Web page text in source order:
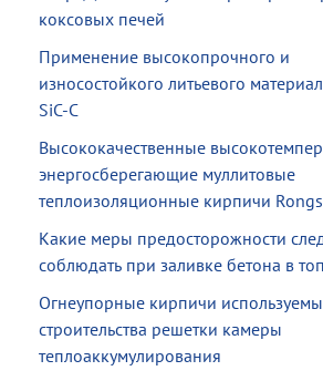
коксовых печей
Применение высокопрочного и
износостойкого литьевого
SiC-C
Высококачественные
энергосберегающие муллитовые
теплоизоляционные кирпичи
Какие меры предосторожности
соблюдать при заливке бетона в
Огнеупорные кирпичи
строительства решетки камеры
теплоаккумулирования